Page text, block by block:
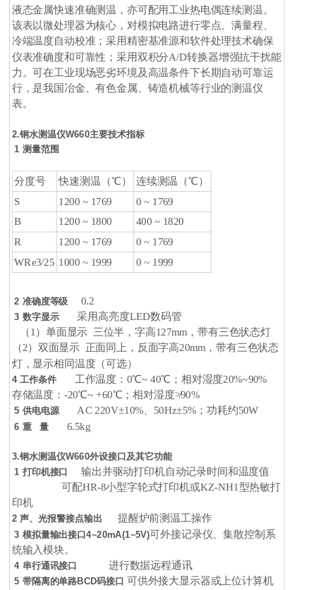
液态金属快速准确测温，亦可配用工业热电偶连续测温。
该表以微处理器为核心，对模拟电路进行零点、满量程、
冷端温度自动校准；采用精密基准源和软件处理技术确保
仪表准确度和可靠性；采用双积分A/D转换器增强抗干扰能
力。可在工业现场恶劣环境及高温条件下长期自动可靠运
行，是我国冶金、有色金属、铸造机械等行业的测温仪
表。
2.钢水测温仪W660主要技术指标
1 测量范围
分度号 快速测温（℃） 连续测温（℃）
S 1200 ~ 1769
0 ~ 1769
B
1200 ~ 1800 400 ~ 1820
R 1200 ~ 1769
0 ~ 1769
WRe3/25 1000 ~ 1999 0 ~ 1999
2 准确度等级0.2
3 数字显示采用高亮度LED数码管
（1）单面显示 三位半，字高127mm，带有三色状态灯
（2）双面显示 正面同上，反面字高20mm，带有三色状态
灯，显示相同温度（可选）
4 工作条件 工作温度：0℃~ 40℃；相对湿度20%~90%
存储温度：-20℃~ +60℃；相对湿度≯90%
5 供电电源AC 220V±10%、50Hz±5%；功耗约50W
6 重 量6.5kg
3.钢水测温仪W660外设接口及其它功能
1 打印机接口输出并驱动打印机自动记录时间和温度值
可配HR-8小型字轮式打印机或KZ-NH1型热敏打
印机
2 声、光报警接点输出提醒炉前测温工操作
3 模拟量输出接口4~20mA(1~5V)可外接记录仪、集散控制系
统输入模块。
4 串行通讯接口进行数据远程通讯
5 带隔离的单路BCD码接口 可供外接大显示器或上位计算机